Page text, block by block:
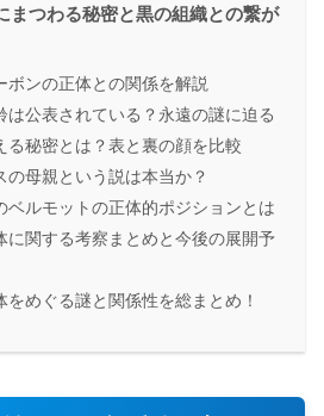
まつわる秘密と黒の組織との繋が
ボンの正体との関係を解説
は公表されている？永遠の謎に迫る
る秘密とは？表と裏の顔を比較
の母親という説は本当か？
ベルモットの正体的ポジションとは
に関する考察まとめと今後の展開予
めぐる謎と関係性を総まとめ！